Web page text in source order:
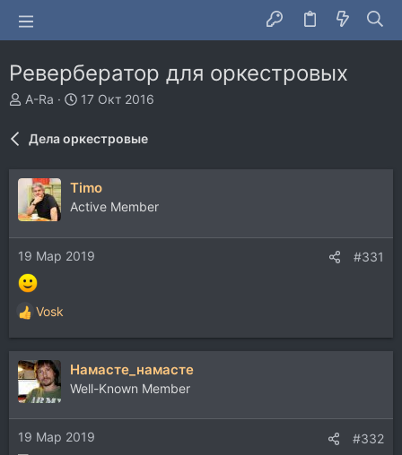
Ревербератор для оркестровых
А
о
р
т
е
м
A-Ra
Д
н
а
ч
а
17 Окт 2016
Дела оркестровые
Timo
Active Member
19 Мар 2019 #331
Р
е
а
к
ц
и
и
:
Vosk
Намасте_намасте
Well-Known Member
19 Мар 2019 #332